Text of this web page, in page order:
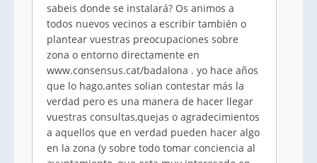
sabeis donde se instalará? Os animos a
todos nuevos vecinos a escribir también o
plantear vuestras preocupaciones sobre
zona o entorno directamente en
www.consensus.cat/badalona . yo hace años
que lo hago.antes solian contestar más la
verdad pero es una manera de hacer llegar
vuestras consultas,quejas o agradecimientos
a aquellos que en verdad pueden hacer algo
en la zona (y sobre todo tomar conciencia al